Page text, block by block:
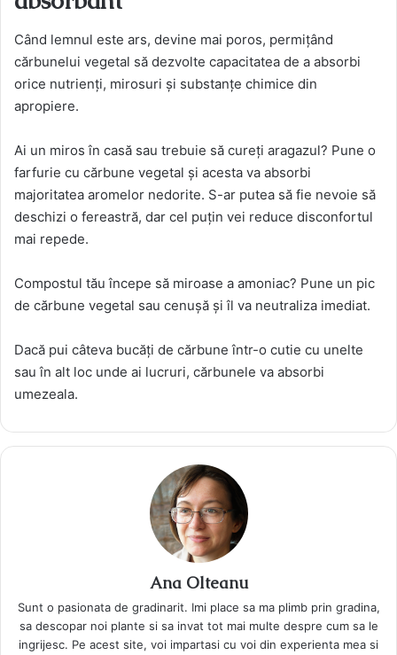
Când lemnul este ars, devine mai poros, permițând
cărbunelui vegetal să dezvolte capacitatea de a absorbi
orice nutrienți, mirosuri și substanțe chimice din
apropiere.
Ai un miros în casă sau trebuie să cureți aragazul? Pune o
farfurie cu cărbune vegetal și acesta va absorbi
majoritatea aromelor nedorite. S-ar putea să fie nevoie să
deschizi o fereastră, dar cel puțin vei reduce disconfortul
mai repede.
Compostul tău începe să miroase a amoniac? Pune un pic
de cărbune vegetal sau cenușă și îl va neutraliza imediat.
Dacă pui câteva bucăți de cărbune într-o cutie cu unelte
sau în alt loc unde ai lucruri, cărbunele va absorbi
umezeala.
Ana Olteanu
Sunt o pasionata de gradinarit. Imi place sa ma plimb prin gradina,
sa descopar noi plante si sa invat tot mai multe despre cum sa le
ingrijesc. Pe acest site, voi impartasi cu voi din experienta mea si